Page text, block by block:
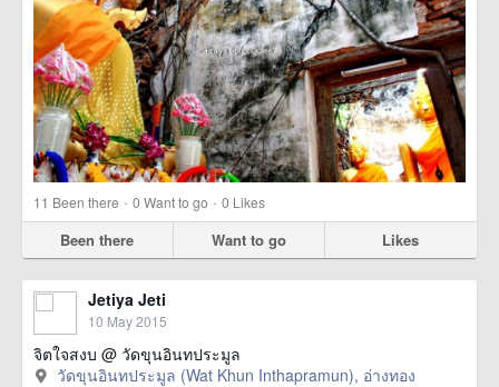
11 Been there · 0 Want to go · 0 Likes
Been there Want to go Likes
Jetiya Jeti
10 May 2015
จิตใจสงบ @ วัดขุนอินทประมูล
วัดขุนอินทประมูล (Wat Khun Inthapramun), อ่างทอง